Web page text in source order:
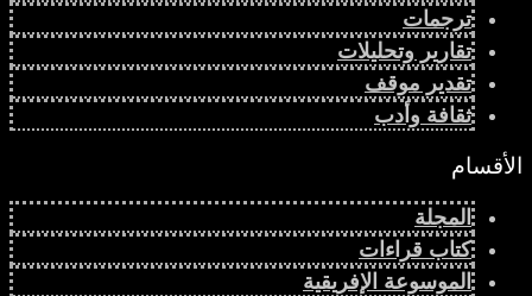
ترجمات
تقارير وتحليلات
تقدير موقف
ثقافة وأدب
الأقسام
المجلة
كتاب قراءات
الموسوعة الإفريقية